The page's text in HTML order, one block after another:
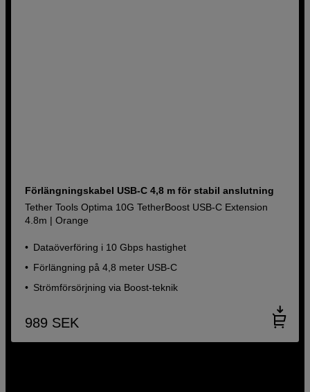
Förlängningskabel USB-C 4,8 m för stabil anslutning
Tether Tools Optima 10G TetherBoost USB-C Extension
4.8m | Orange
Dataöverföring i 10 Gbps hastighet
Förlängning på 4,8 meter USB-C
Strömförsörjning via Boost-teknik
989 SEK